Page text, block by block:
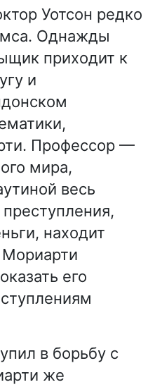
Уотсон редко
Однажды
приходит к
и
Профессор —
мира,
весь
находит
его
в борьбу с
же